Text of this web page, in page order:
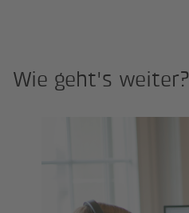
Wie geht's weiter?